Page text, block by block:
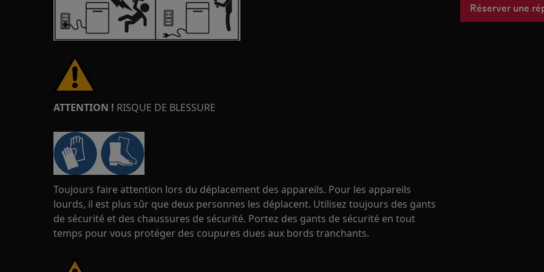
ATTENTION ! RISQUE DE BLESSURE
Toujours faire attention lors du déplacement des appareils. Pour les appareils
lourds, il est plus sûr que deux personnes les déplacent. Utilisez toujours des gants
de sécurité et des chaussures de sécurité. Portez des gants de sécurité en tout
temps pour vous protéger des coupures dues aux bords tranchants.
Réserver une